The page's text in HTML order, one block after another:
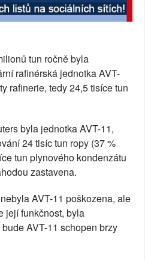
tun ročně byla
rafinérská jednotka AVT-
rafinerie, tedy 24,5 tisíce tun
byla jednotka AVT-11,
24 tisíc tun ropy (37 %
tun plynového kondenzátu
zastavena.
AVT-11 poškozena, ale
její funkčnost, byla
AVT-11 schopen brzy